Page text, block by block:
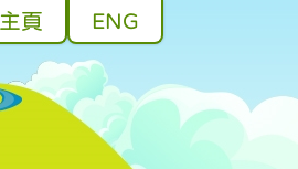
主頁 ENG